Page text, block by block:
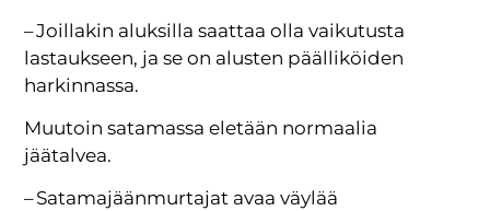
– Joillakin aluksilla saattaa olla vaikutusta
lastaukseen, ja se on alusten päälliköiden
harkinnassa.
Muutoin satamassa eletään normaalia
jäätalvea.
– Satamajäänmurtajat avaa väylää